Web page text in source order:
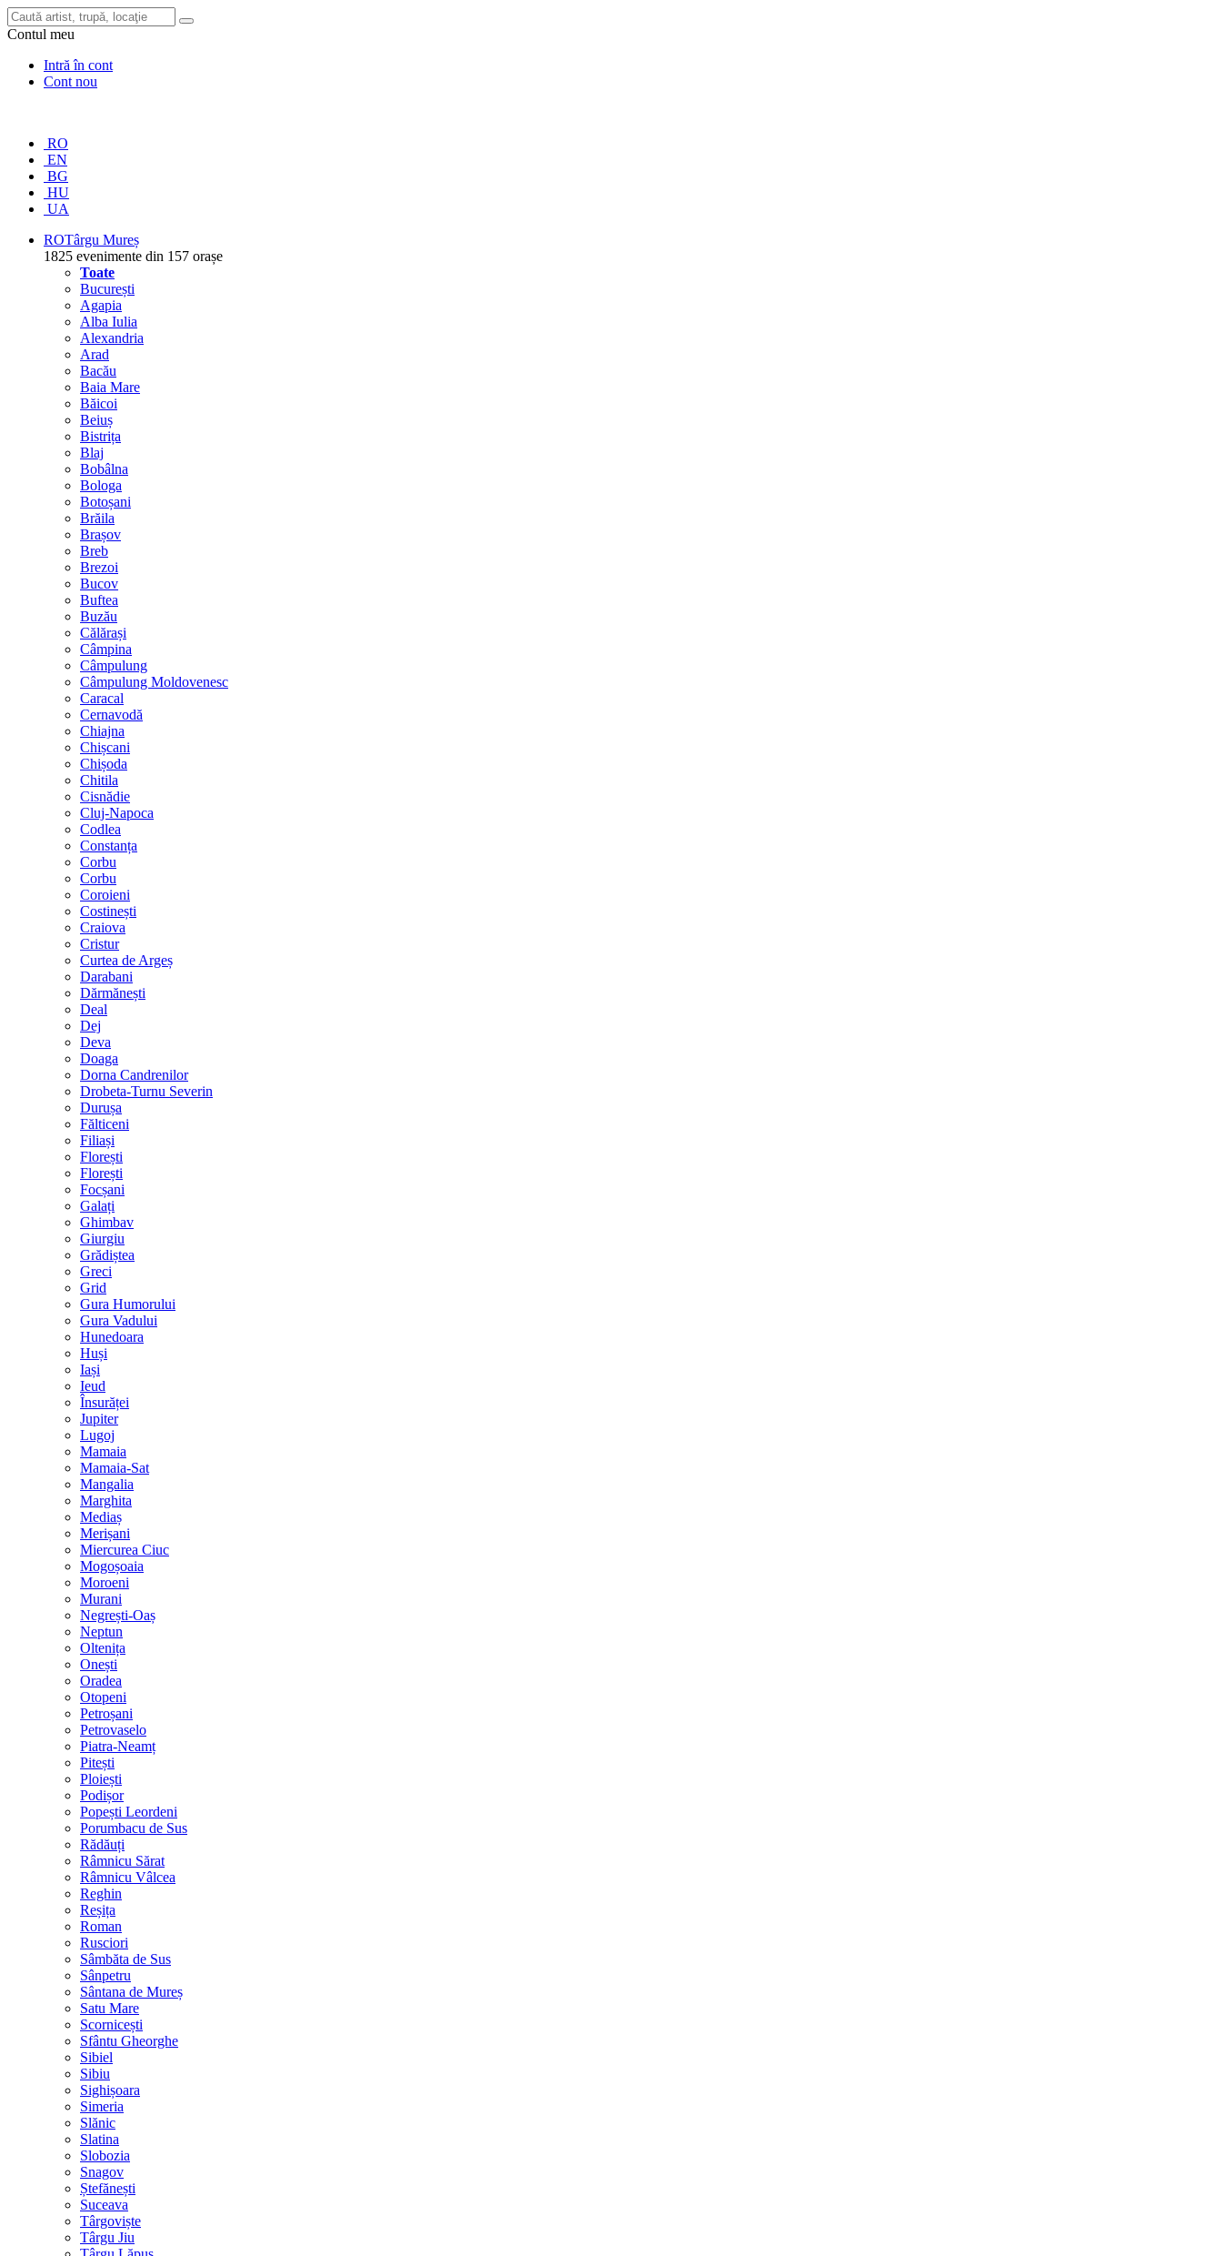
Contul meu
Intră în cont
Cont nou
RO
EN
BG
HU
UA
ROTârgu Mureș
1825 evenimente din 157 orașe
Toate
București
Agapia
Alba Iulia
Alexandria
Arad
Bacău
Baia Mare
Băicoi
Beiuș
Bistrița
Blaj
Bobâlna
Bologa
Botoșani
Brăila
Brașov
Breb
Brezoi
Bucov
Buftea
Buzău
Călărași
Câmpina
Câmpulung
Câmpulung Moldovenesc
Caracal
Cernavodă
Chiajna
Chișcani
Chișoda
Chitila
Cisnădie
Cluj-Napoca
Codlea
Constanța
Corbu
Corbu
Coroieni
Costinești
Craiova
Cristur
Curtea de Argeș
Darabani
Dărmănești
Deal
Dej
Deva
Doaga
Dorna Candrenilor
Drobeta-Turnu Severin
Durușa
Fălticeni
Filiași
Florești
Florești
Focșani
Galați
Ghimbav
Giurgiu
Grădiștea
Greci
Grid
Gura Humorului
Gura Vadului
Hunedoara
Huși
Iași
Ieud
Însurăței
Jupiter
Lugoj
Mamaia
Mamaia-Sat
Mangalia
Marghita
Mediaș
Merișani
Miercurea Ciuc
Mogoșoaia
Moroeni
Murani
Negrești-Oaș
Neptun
Oltenița
Onești
Oradea
Otopeni
Petroșani
Petrovaselo
Piatra-Neamț
Pitești
Ploiești
Podișor
Popești Leordeni
Porumbacu de Sus
Rădăuți
Râmnicu Sărat
Râmnicu Vâlcea
Reghin
Reșița
Roman
Rusciori
Sâmbăta de Sus
Sânpetru
Sântana de Mureș
Satu Mare
Scornicești
Sfântu Gheorghe
Sibiel
Sibiu
Sighișoara
Simeria
Slănic
Slatina
Slobozia
Snagov
Ștefănești
Suceava
Târgoviște
Târgu Jiu